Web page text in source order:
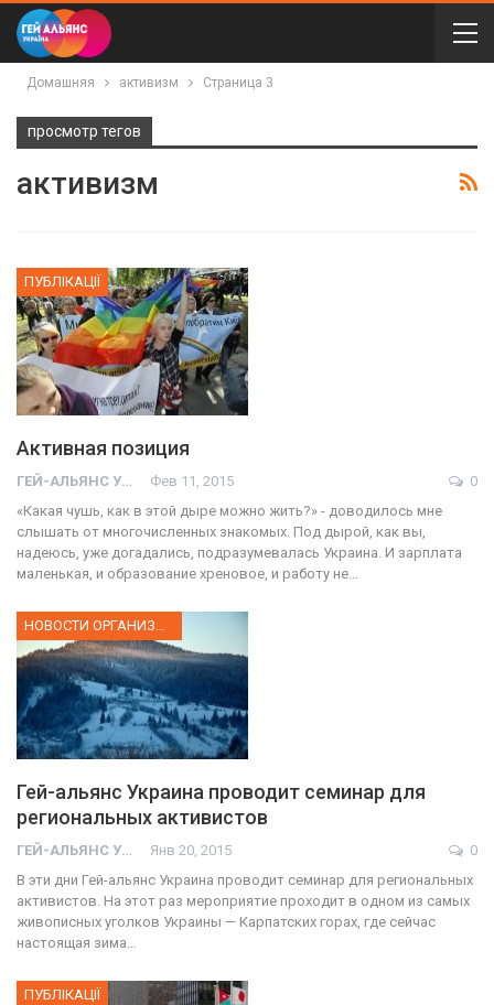
Домашняя активизм Страница 3
просмотр тегов
активизм
ПУБЛІКАЦІЇ
Активная позиция
ГЕЙ-АЛЬЯНС УКРАИНА Фев 11, 2015
0
«Какая чушь, как в этой дыре можно жить?» - доводилось мне
слышать от многочисленных знакомых. Под дырой, как вы,
надеюсь, уже догадались, подразумевалась Украина. И зарплата
маленькая, и образование хреновое, и работу не…
НОВОСТИ ОРГАНИЗАЦИИ
Гей-альянс Украина проводит семинар для
региональных активистов
ГЕЙ-АЛЬЯНС УКРАИНА Янв 20, 2015
0
В эти дни Гей-альянс Украина проводит семинар для региональных
активистов. На этот раз мероприятие проходит в одном из самых
живописных уголков Украины — Карпатских горах, где сейчас
настоящая зима…
ПУБЛІКАЦІЇ